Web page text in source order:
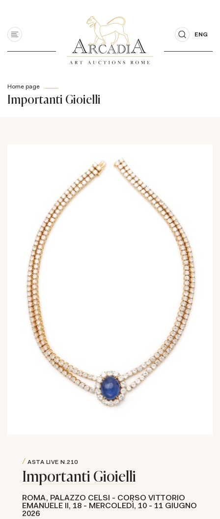
ENG
Home page
Importanti Gioielli
ASTA LIVE N.210
Importanti Gioielli
ROMA, PALAZZO CELSI - CORSO VITTORIO
EMANUELE II, 18 - MERCOLEDÌ, 10 - 11 GIUGNO
2026